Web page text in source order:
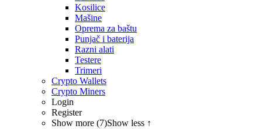
Kosilice
Mašine
Oprema za baštu
Punjač i baterija
Razni alati
Testere
Trimeri
Crypto Wallets
Crypto Miners
Login
Register
Show more (7)Show less ↑